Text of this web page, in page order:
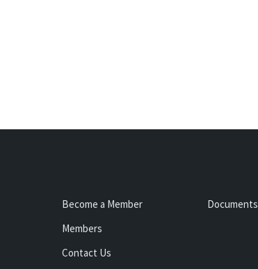
Become a Member
Members
Contact Us
Documents